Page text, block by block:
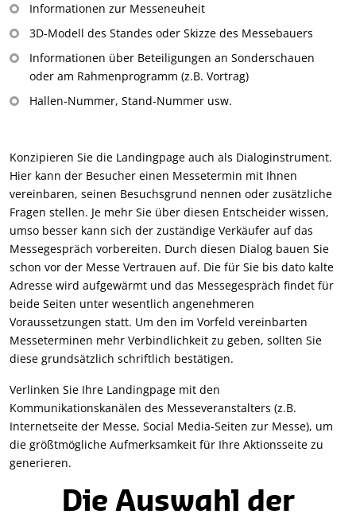
Informationen zur Messeneuheit
3D-Modell des Standes oder Skizze des Messebauers
Informationen über Beteiligungen an Sonderschauen
oder am Rahmenprogramm (z.B. Vortrag)
Hallen-Nummer, Stand-Nummer usw.
Konzipieren Sie die Landingpage auch als Dialoginstrument.
Hier kann der Besucher einen Messetermin mit Ihnen
vereinbaren, seinen Besuchsgrund nennen oder zusätzliche
Fragen stellen. Je mehr Sie über diesen Entscheider wissen,
umso besser kann sich der zuständige Verkäufer auf das
Messegespräch vorbereiten. Durch diesen Dialog bauen Sie
schon vor der Messe Vertrauen auf. Die für Sie bis dato kalte
Adresse wird aufgewärmt und das Messegespräch findet für
beide Seiten unter wesentlich angenehmeren
Voraussetzungen statt. Um den im Vorfeld vereinbarten
Messeterminen mehr Verbindlichkeit zu geben, sollten Sie
diese grundsätzlich schriftlich bestätigen.
Verlinken Sie Ihre Landingpage mit den
Kommunikationskanälen des Messeveranstalters (z.B.
Internetseite der Messe, Social Media-Seiten zur Messe), um
die größtmögliche Aufmerksamkeit für Ihre Aktionsseite zu
generieren.
Die Auswahl der